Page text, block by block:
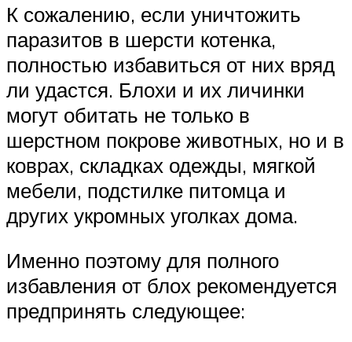
К сожалению, если уничтожить
паразитов в шерсти котенка,
полностью избавиться от них вряд
ли удастся. Блохи и их личинки
могут обитать не только в
шерстном покрове животных, но и в
коврах, складках одежды, мягкой
мебели, подстилке питомца и
других укромных уголках дома.
Именно поэтому для полного
избавления от блох рекомендуется
предпринять следующее: